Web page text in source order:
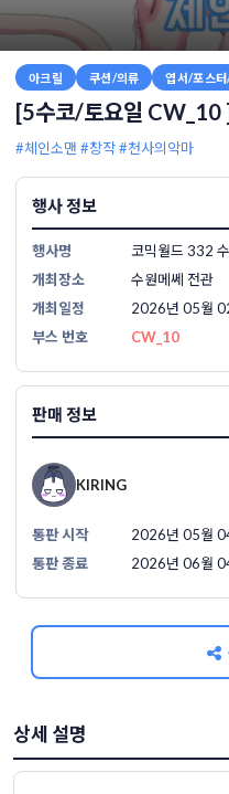
아크릴 쿠션/의류 엽서/포스
[5수코/토요일 CW_10
#체인소맨 #창작#천사의악마
행사 정보
행사명
코믹월드 332
개최장소
수원메쎄 전관
개최일정
2026년 05월
부스 번호
CW_10
판매 정보
KIRING
통판 시작
2026년 05월
통판 종료
2026년 06월
상세 설명